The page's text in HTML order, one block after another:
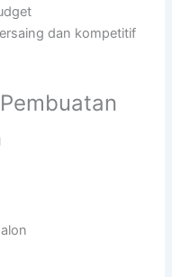
dan kompetitif